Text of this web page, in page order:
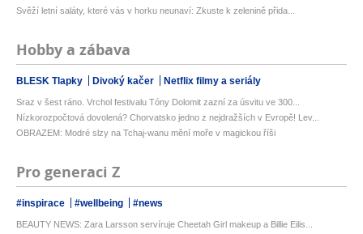
Svěží letní saláty, které vás v horku neunaví: Zkuste k zelenině přida...
Hobby a zábava
BLESK Tlapky Divoký kačer Netflix filmy a seriály
Sraz v šest ráno. Vrchol festivalu Tóny Dolomit zazní za úsvitu ve 300...
Nízkorozpočtová dovolená? Chorvatsko jedno z nejdražších v Evropě! Lev...
OBRAZEM: Modré slzy na Tchaj-wanu mění moře v magickou říši
Pro generaci Z
#inspirace #wellbeing #news
BEAUTY NEWS: Zara Larsson servíruje Cheetah Girl makeup a Billie Eilis...